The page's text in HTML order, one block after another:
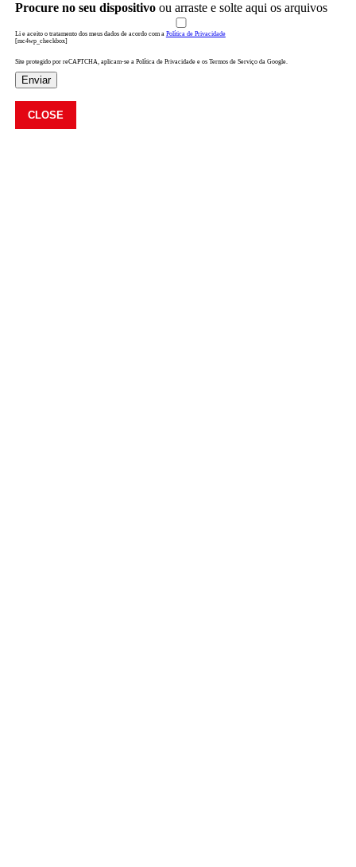
Procure no seu dispositivoou arraste e solte aqui os arquivos
Li e aceito o tratamento dos meus dados de acordo com a Política de Privacidade
[mc4wp_checkbox]
Site protegido por reCAPTCHA, aplicam-se a Política de Privacidade e os Termos de Serviço da Google.
Enviar
CLOSE